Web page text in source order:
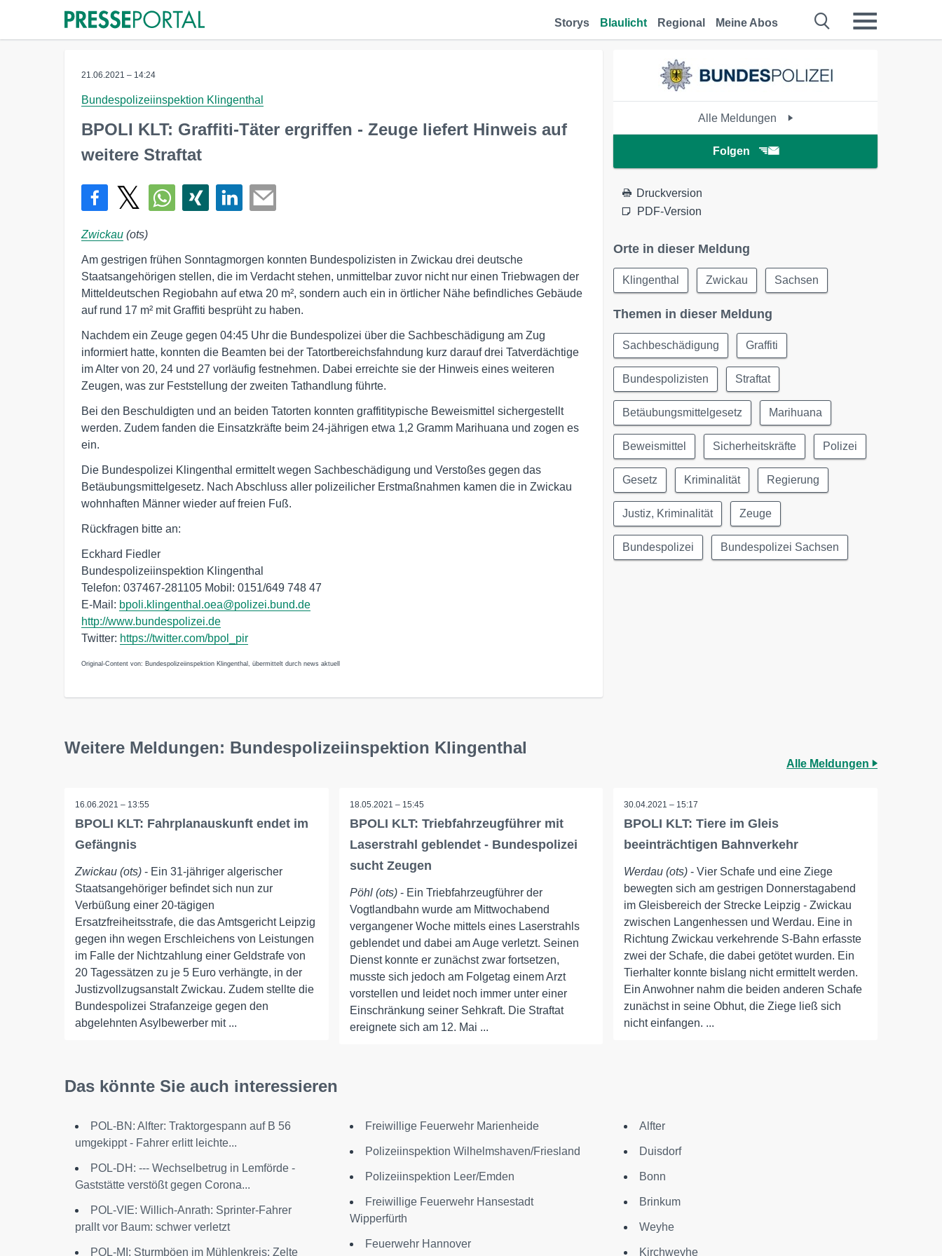
Storys Blaulicht Regional Meine Abos
21.06.2021 – 14:24
Bundespolizeiinspektion Klingenthal
BPOLI KLT: Graffiti-Täter ergriffen - Zeuge liefert Hinweis auf
weitere Straftat
Zwickau (ots)
Am gestrigen frühen Sonntagmorgen konnten Bundespolizisten in Zwickau drei deutsche
Staatsangehörigen stellen, die im Verdacht stehen, unmittelbar zuvor nicht nur einen Triebwagen der
Mitteldeutschen Regiobahn auf etwa 20 m², sondern auch ein in örtlicher Nähe befindliches Gebäude
auf rund 17 m² mit Graffiti besprüht zu haben.
Nachdem ein Zeuge gegen 04:45 Uhr die Bundespolizei über die Sachbeschädigung am Zug
informiert hatte, konnten die Beamten bei der Tatortbereichsfahndung kurz darauf drei Tatverdächtige
im Alter von 20, 24 und 27 vorläufig festnehmen. Dabei erreichte sie der Hinweis eines weiteren
Zeugen, was zur Feststellung der zweiten Tathandlung führte.
Bei den Beschuldigten und an beiden Tatorten konnten graffititypische Beweismittel sichergestellt
werden. Zudem fanden die Einsatzkräfte beim 24-jährigen etwa 1,2 Gramm Marihuana und zogen es
ein.
Die Bundespolizei Klingenthal ermittelt wegen Sachbeschädigung und Verstoßes gegen das
Betäubungsmittelgesetz. Nach Abschluss aller polizeilicher Erstmaßnahmen kamen die in Zwickau
wohnhaften Männer wieder auf freien Fuß.
Rückfragen bitte an:
Eckhard Fiedler
Bundespolizeiinspektion Klingenthal
Telefon: 037467-281105 Mobil: 0151/649 748 47
E-Mail: bpoli.klingenthal.oea@polizei.bund.de
http://www.bundespolizei.de
Twitter: https://twitter.com/bpol_pir
Original-Content von: Bundespolizeiinspektion Klingenthal, übermittelt durch news aktuell
Alle Meldungen
Folgen
Druckversion
PDF-Version
Orte in dieser Meldung
Klingenthal Zwickau Sachsen
Themen in dieser Meldung
Sachbeschädigung Graffiti
Bundespolizisten Straftat
Betäubungsmittelgesetz Marihuana
Beweismittel Sicherheitskräfte Polizei
Gesetz Kriminalität Regierung
Justiz, Kriminalität Zeuge
Bundespolizei Bundespolizei Sachsen
Weitere Meldungen: Bundespolizeiinspektion Klingenthal
Alle Meldungen
16.06.2021 – 13:55
BPOLI KLT: Fahrplanauskunft endet im
Gefängnis
Zwickau (ots) - Ein 31-jähriger algerischer
Staatsangehöriger befindet sich nun zur
Verbüßung einer 20-tägigen
Ersatzfreiheitsstrafe, die das Amtsgericht Leipzig
gegen ihn wegen Erschleichens von Leistungen
im Falle der Nichtzahlung einer Geldstrafe von
20 Tagessätzen zu je 5 Euro verhängte, in der
Justizvollzugsanstalt Zwickau. Zudem stellte die
Bundespolizei Strafanzeige gegen den
abgelehnten Asylbewerber mit ...
18.05.2021 – 15:45
BPOLI KLT: Triebfahrzeugführer mit
Laserstrahl geblendet - Bundespolizei
sucht Zeugen
Pöhl (ots)- Ein Triebfahrzeugführer der
Vogtlandbahn wurde am Mittwochabend
vergangener Woche mittels eines Laserstrahls
geblendet und dabei am Auge verletzt. Seinen
Dienst konnte er zunächst zwar fortsetzen,
musste sich jedoch am Folgetag einem Arzt
vorstellen und leidet noch immer unter einer
Einschränkung seiner Sehkraft. Die Straftat
ereignete sich am 12. Mai ...
30.04.2021 – 15:17
BPOLI KLT: Tiere im Gleis
beeinträchtigen Bahnverkehr
Werdau (ots) - Vier Schafe und eine Ziege
bewegten sich am gestrigen Donnerstagabend
im Gleisbereich der Strecke Leipzig - Zwickau
zwischen Langenhessen und Werdau. Eine in
Richtung Zwickau verkehrende S-Bahn erfasste
zwei der Schafe, die dabei getötet wurden. Ein
Tierhalter konnte bislang nicht ermittelt werden.
Ein Anwohner nahm die beiden anderen Schafe
zunächst in seine Obhut, die Ziege ließ sich
nicht einfangen. ...
Das könnte Sie auch interessieren
POL-BN: Alfter: Traktorgespann auf B 56
umgekippt - Fahrer erlitt leichte...
POL-DH: --- Wechselbetrug in Lemförde -
Gaststätte verstößt gegen Corona...
POL-VIE: Willich-Anrath: Sprinter-Fahrer
prallt vor Baum: schwer verletzt
POL-MI: Sturmböen im Mühlenkreis: Zelte
Freiwillige Feuerwehr Marienheide
Polizeiinspektion Wilhelmshaven/Friesland
Polizeiinspektion Leer/Emden
Freiwillige Feuerwehr Hansestadt
Wipperfürth
Feuerwehr Hannover
Alfter
Duisdorf
Bonn
Brinkum
Weyhe
Kirchweyhe